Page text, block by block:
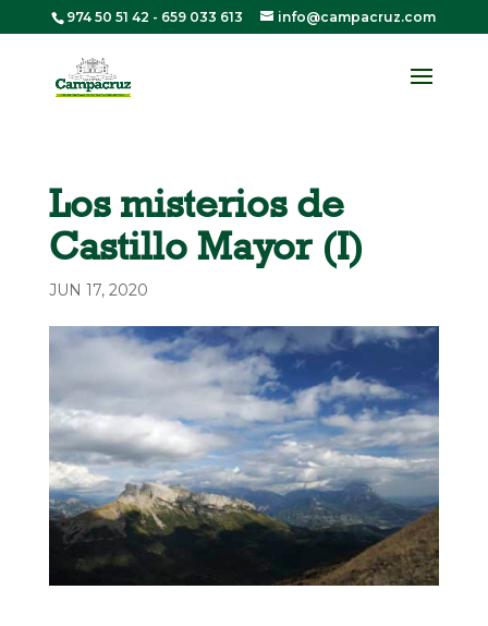
974 50 51 42 - 659 033 613 info@campacruz.com
Los misterios de
Castillo Mayor (I)
JUN 17, 2020